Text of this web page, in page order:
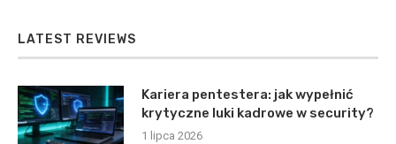
LATEST REVIEWS
Kariera pentestera: jak wypełnić
krytyczne luki kadrowe w security?
1 lipca 2026